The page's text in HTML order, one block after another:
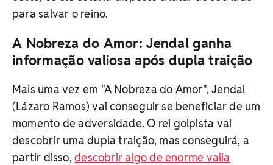
para salvar o reino.
A Nobreza do Amor: Jendal ganha
informação valiosa após dupla traição
Mais uma vez em "A Nobreza do Amor", Jendal
(Lázaro Ramos) vai conseguir se beneficiar de um
momento de adversidade. O rei golpista vai
descobrir uma dupla traição, mas conseguirá, a
partir disso,descobrir algo de enorme valia